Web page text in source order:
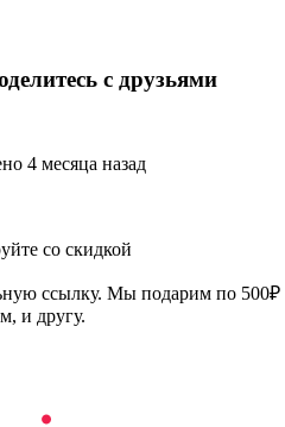
с друзьями
4 месяца назад
со скидкой
ссылку. Мы подарим по 500₽
и другу.